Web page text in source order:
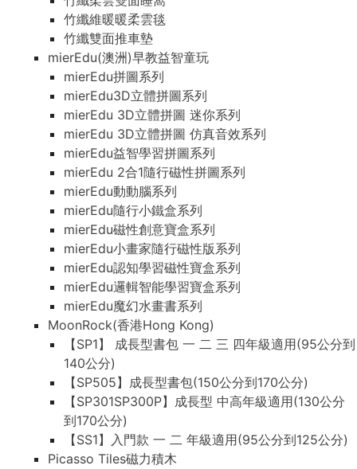
竹纖維暖暖柔雲毯
竹纖雙面推車墊
mierEdu(澳洲)早教益智童玩
mierEdu拼圖系列
mierEdu3D立體拼圖系列
mierEdu 3D立體拼圖 迷你系列
mierEdu 3D立體拼圖 仿真音效系列
mierEdu益智學習拼圖系列
mierEdu 2合1隨行磁性拼圖系列
mierEdu動動腦系列
mierEdu隨行小鐵盒系列
mierEdu磁性創意寶盒系列
mierEdu小畫家隨行磁性版系列
mierEdu認知學習磁性寶盒系列
mierEdu邏輯智能學習寶盒系列
mierEdu魔幻水畫書系列
MoonRock(香港Hong Kong)
【SP1】 成長型書包 一 二 三 四年級適用(95公分到
140公分)
【SP505】成長型書包(150公分到170公分)
【SP301SP300P】成長型 中高年級適用(130公分
到170公分)
【SS1】入門款 一 二 年級適用(95公分到125公分)
Picasso Tiles磁力積木